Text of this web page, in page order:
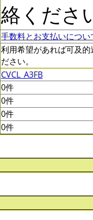
絡くださ
手数料とお支払いにつ
利用希望があれば可及
ださい。
CVCL_A3FB
0件
0件
0件
0件